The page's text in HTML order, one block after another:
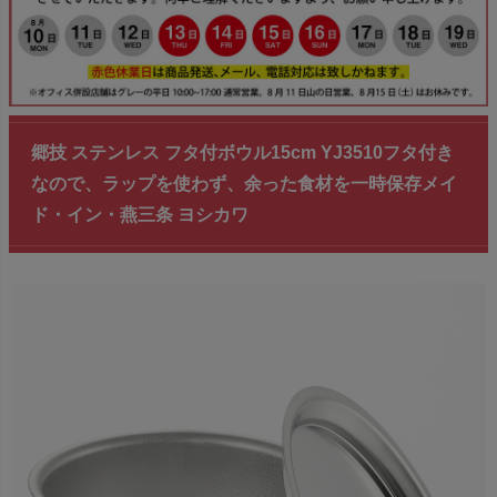
郷技 ステンレス フタ付ボウル15cm YJ3510フタ付き
なので、ラップを使わず、余った食材を一時保存メイ
ド・イン・燕三条 ヨシカワ